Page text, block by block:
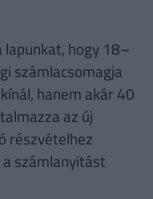
hogy 18–
számlacsomagja
hanem akár 40
az új
részvételhez
számlanyitást